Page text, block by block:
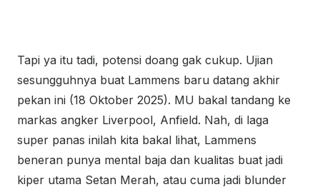
Tapi ya itu tadi, potensi doang gak cukup. Ujian
sesungguhnya buat Lammens baru datang akhir
pekan ini (18 Oktober 2025). MU bakal tandang ke
markas angker Liverpool, Anfield. Nah, di laga
super panas inilah kita bakal lihat, Lammens
beneran punya mental baja dan kualitas buat jadi
kiper utama Setan Merah, atau cuma jadi blunder